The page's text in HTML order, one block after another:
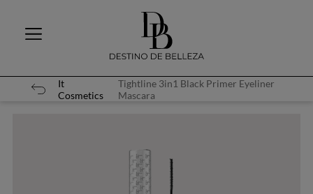
It
Cosmetics
Tightline 3in1 Black Primer Eyeliner
Mascara